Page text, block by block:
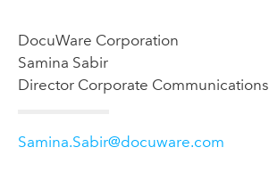
DocuWare Corporation
Samina Sabir
Director Corporate Communications
Samina.Sabir@docuware.com